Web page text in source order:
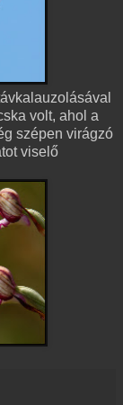
volt, ahol a
szépen virágzó
viselő